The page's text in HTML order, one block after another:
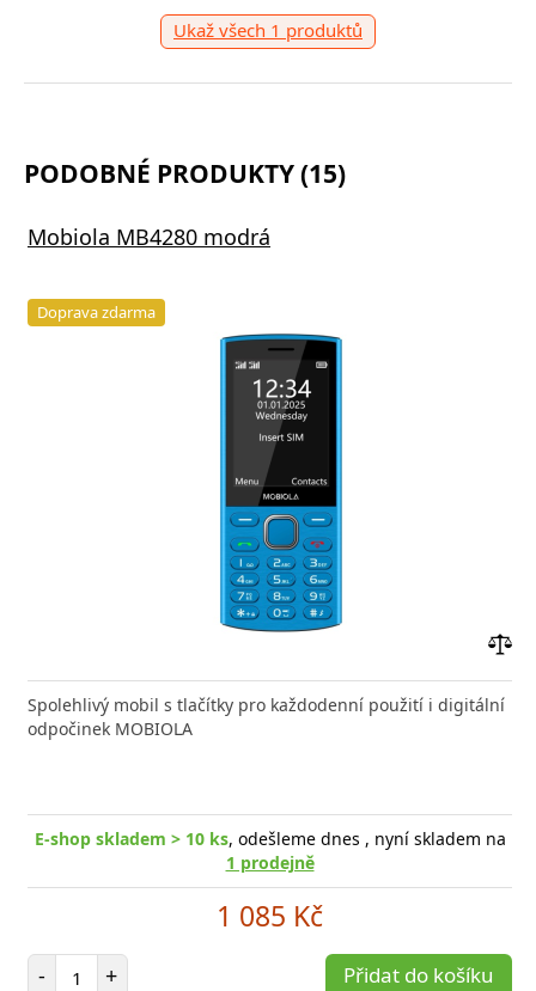
Ukaž všech 1 produktů
PODOBNÉ PRODUKTY (15)
Mobiola MB4280 modrá
Doprava zdarma
Spolehlivý mobil s tlačítky pro každodenní použití i digitální
odpočinek MOBIOLA
E-shop skladem > 10 ks, odešleme dnes , nyní skladem na
1 prodejně
1 085 Kč
- Počet položek
+ Přidat do košíku